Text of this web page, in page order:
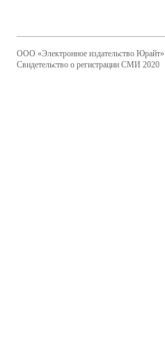
ООО «Электронное издательство Юрайт»
Свидетельство о регистрации СМИ 2020